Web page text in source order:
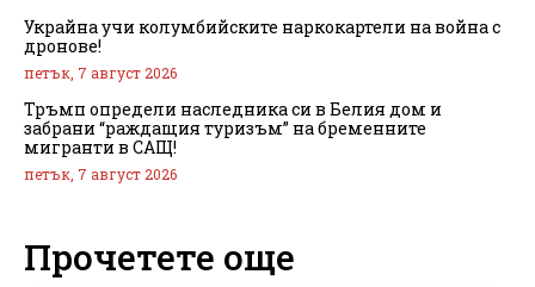
Украйна учи колумбийските наркокартели на война с
дронове!
петък, 7 август 2026
Тръмп определи наследника си в Белия дом и
забрани “раждащия туризъм” на бременните
мигранти в САЩ!
петък, 7 август 2026
Прочетете още